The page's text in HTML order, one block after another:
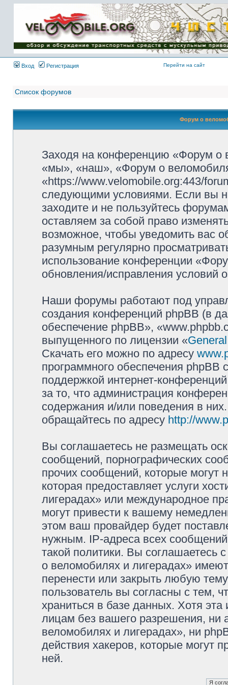
Имя пользователя:
Пароль:
{ LOG_ME_IN_SHORT
}
Вход
Регистрация Перейти на сайт
Список форумов
Форум о
Заходя на конференцию «Форум о
«мы», «наш», «Форум о
«https://www.velomobile.org:443/
следующими условиями. Если вы
заходите и не пользуйтесь
оставляем за собой право
возможное, чтобы уведомить вас
разумным регулярно
использование конференции
обновления/исправления условий
Наши форумы работают под
создания конференций phpBB (в
обеспечение phpBB»,
выпущенного по лицензии «
Скачать его можно по адресу
программного обеспечения phpBB
поддержкой интернет-
за то, что администрация
содержания и/или поведения в
обращайтесь по адресу http://
Вы соглашаетесь не размещать
сообщений, порнографических
прочих сообщений, которые могут
которая предоставляет услуги
лигерадах» или международное
могут привести к вашему
этом ваш провайдер будет
нужным. IP-адреса всех
такой политики. Вы
о веломобилях и лигерадах»
перенести или закрыть любую
пользователь вы согласны с тем,
храниться в базе данных. Хотя
лицам без вашего разрешения, ни
веломобилях и лигерадах», ни
действия хакеров, которые могут
ней.